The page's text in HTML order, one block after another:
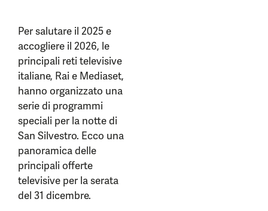
Per salutare il 2025 e
accogliere il 2026, le
principali reti televisive
italiane, Rai e Mediaset,
hanno organizzato una
serie di programmi
speciali per la notte di
San Silvestro. Ecco una
panoramica delle
principali offerte
televisive per la serata
del 31 dicembre.